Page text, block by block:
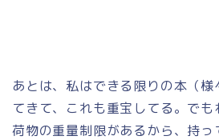
あとは、私はできる限りの本（様
てきて、これも重宝してる。でも
荷物の重量制限があるから、持っ